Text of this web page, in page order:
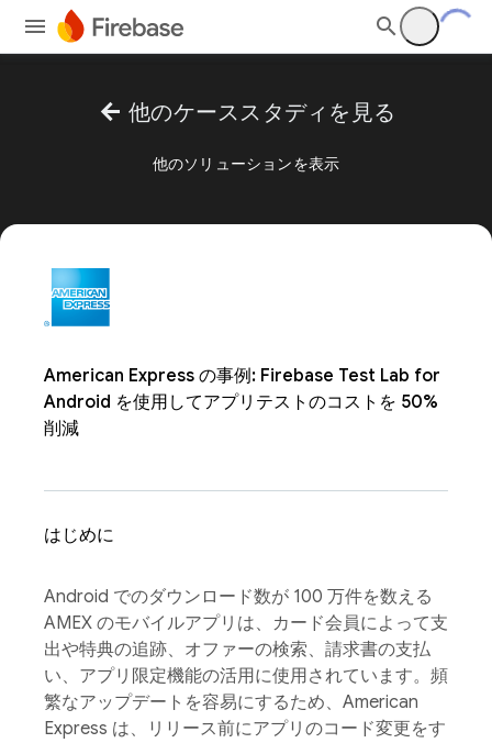
arrow_back 他のケーススタディを見る
他のソリューションを表示
American Express の事例: Firebase Test Lab for
Android を使用してアプリテストのコストを 50%
削減
はじめに
Android でのダウンロード数が 100 万件を数える
AMEX のモバイルアプリは、カード会員によって支
出や特典の追跡、オファーの検索、請求書の支払
い、アプリ限定機能の活用に使用されています。頻
繁なアップデートを容易にするため、American
Express は、リリース前にアプリのコード変更をす